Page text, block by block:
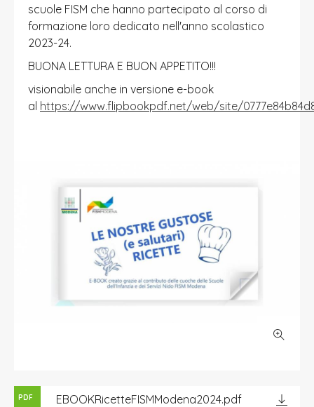
scuole FISM che hanno partecipato al corso di
formazione loro dedicato nell'anno scolastico
2023-24.
BUONA LETTURA E BUON APPETITO!!!
visionabile anche in versione e-book
al https://www.flipbookpdf.net/web/site/
PDF EBOOKRicetteFISMModena2024.pdf